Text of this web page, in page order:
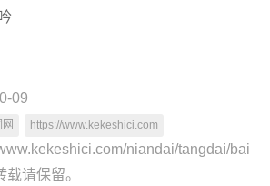
09
https://www.kekeshici.com
niandai/tangdai/bai
请保留。